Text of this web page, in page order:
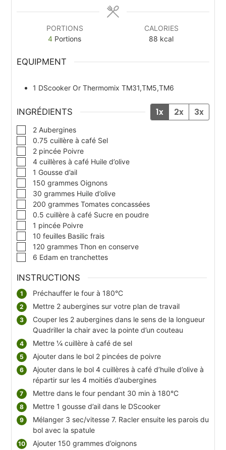
PORTIONS
4 Portions
CALORIES
88 kcal
EQUIPMENT
1 DScooker Or Thermomix TM31,TM5,TM6
INGRÉDIENTS 1x 2x 3x
▢
2 Aubergines
▢
0.75 cuillère à café Sel
▢
2 pincée Poivre
▢
4 cuillères à café Huile d’olive
▢1 Gousse d’ail
▢150 grammes Oignons
▢
30 grammes Huile d’olive
▢
200 grammes Tomates concassées
▢
0.5 cuillère à café Sucre en poudre
▢1 pincée Poivre
▢10 feuilles Basilic frais
▢120 grammes Thon en conserve
▢
6 Edam en tranchettes
INSTRUCTIONS
Préchauffer le four à 180°C
Mettre 2 aubergines sur votre plan de travail
Couper les 2 aubergines dans le sens de la longueur
Quadriller la chair avec la pointe d’un couteau
Mettre ¼ cuillère à café de sel
Ajouter dans le bol 2 pincées de poivre
Ajouter dans le bol 4 cuillères à café d’huile d’olive à
répartir sur les 4 moitiés d’aubergines
Mettre dans le four pendant 30 min à 180°C
Mettre 1 gousse d’ail dans le DScooker
Mélanger 3 sec/vitesse 7. Racler ensuite les parois du
bol avec la spatule
Ajouter 150 grammes d’oignons